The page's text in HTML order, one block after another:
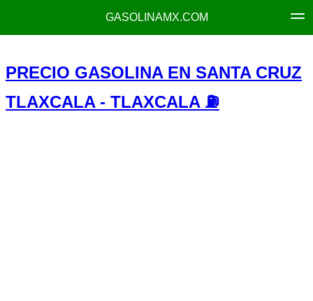
GASOLINAMX.COM
PRECIO GASOLINA EN SANTA CRUZ
TLAXCALA - TLAXCALA ⛽